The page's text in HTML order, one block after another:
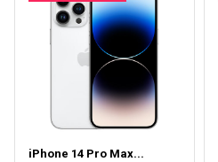
iPhone 14 Pro Max...